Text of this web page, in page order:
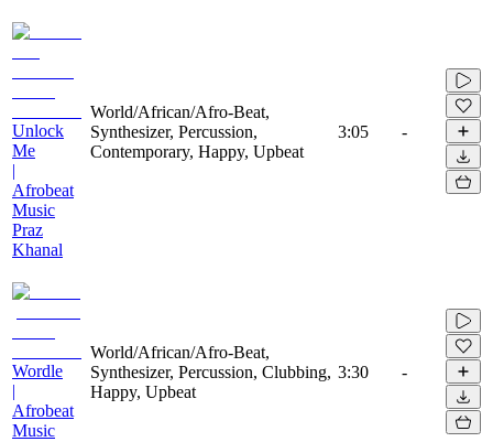
Unlock
Me
|
Afrobeat
Music
Praz
Khanal
World/African/Afro-Beat,
Synthesizer, Percussion,
Contemporary, Happy, Upbeat
3:05 -
Wordle
|
Afrobeat
Music
World/African/Afro-Beat,
Synthesizer, Percussion, Clubbing,
Happy, Upbeat
3:30 -